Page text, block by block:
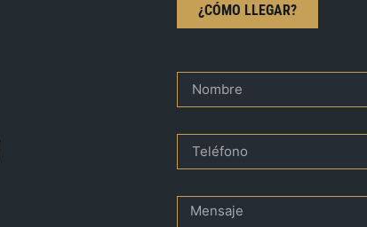
¿CÓMO LLEGAR?